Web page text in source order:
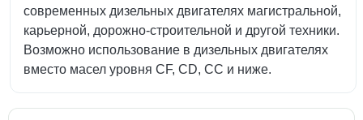
современных дизельных двигателях магистральной,
карьерной, дорожно-строительной и другой техники.
Возможно использование в дизельных двигателях
вместо масел уровня CF, CD, CC и ниже.